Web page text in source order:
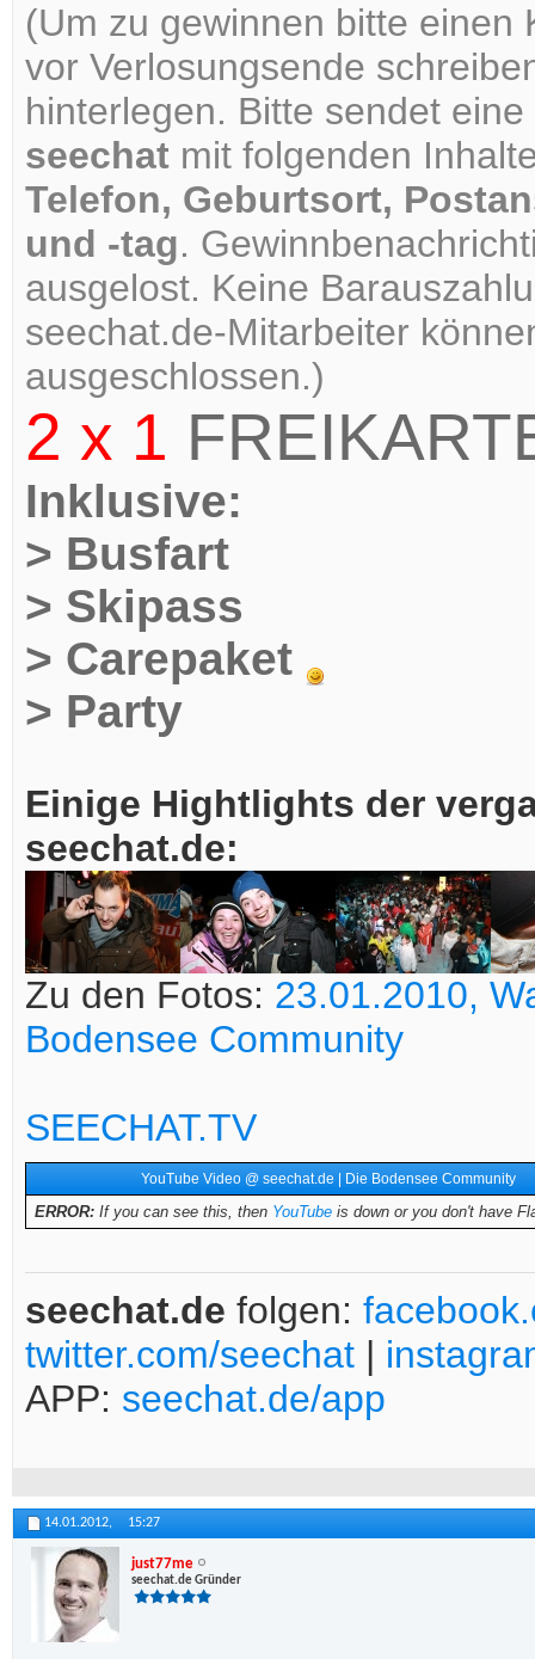
(Um zu gewinnen bitte einen
vor Verlosungsende
hinterlegen. Bitte sendet eine
seechat mit folgenden
Telefon, Geburtsort,
und -tag.
ausgelost. Keine
seechat.de-Mitarbeiter
ausgeschlossen.)
2 x 1
Inklusive:
> Busfart
> Skipass
> Carepaket
> Party
Einige Hightlights der
seechat.de:
Zu den Fotos: 23.01.2010,
Bodensee Community
SEECHAT.TV
YouTube Video @ seechat.de | Die Bodensee Community
ERROR:If you can see this, then YouTubeis down or you don't have
seechat.de folgen:
twitter.com/seechat |
APP: seechat.de/app
14.01.2012, 15:27
just77me
seechat.de Gründer